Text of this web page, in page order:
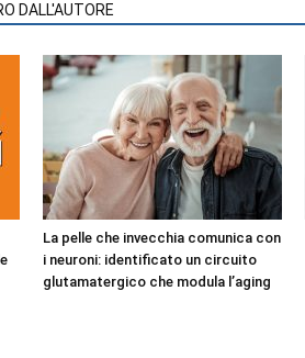
DALL'AUTORE
La pelle che invecchia comunica con
i neuroni: identificato un circuito
glutamatergico che modula l’aging